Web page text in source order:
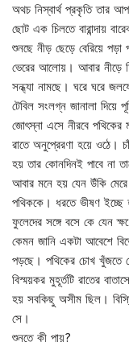
অথচ নিস্বার্থ প্রকৃতি তার
ছোট এক চিলতে বারান্দায়
শুনছে নীড় ছেড়ে বেরিয়ে
ভেরের আলোয়। আবার নীড়ে
সন্ধ্যা নামছে। ঘরে ঘরে
টেবিল সংলগ্ন জানালা দিয়ে
জোৎস্না এসে নীরবে
রাতে অনুপ্রেরণা হয়ে ওঠে।
হয় তার কোনদিনই পাবে না
আবার মনে হয় যেন উঁকি
পথিককে। ধরতে ভীষণ ইচ্ছে
ফুলেদের সঙ্গে বসে কে যেন
কেমন জানি একটা আবেশে
পড়ছে। পথিকের চোখ খুঁজতে
বিস্ময়কর মুহূর্তটি রাতের
হয় সবকিছু অসীম ছিল।
সে।
শুনতে কী পায়?